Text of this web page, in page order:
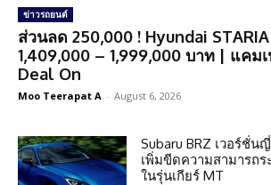
ข่าวรถยนต์
ส่วนลด 250,000 ! Hyundai
1,409,000 – 1,999,000 บาท | แคม
Deal On
Moo Teerapat A - August 6, 2026
Subaru BRZ เวอร์ชั่
เพิ่มขีดความสามารถ
ในรุ่นเกียร์ MT